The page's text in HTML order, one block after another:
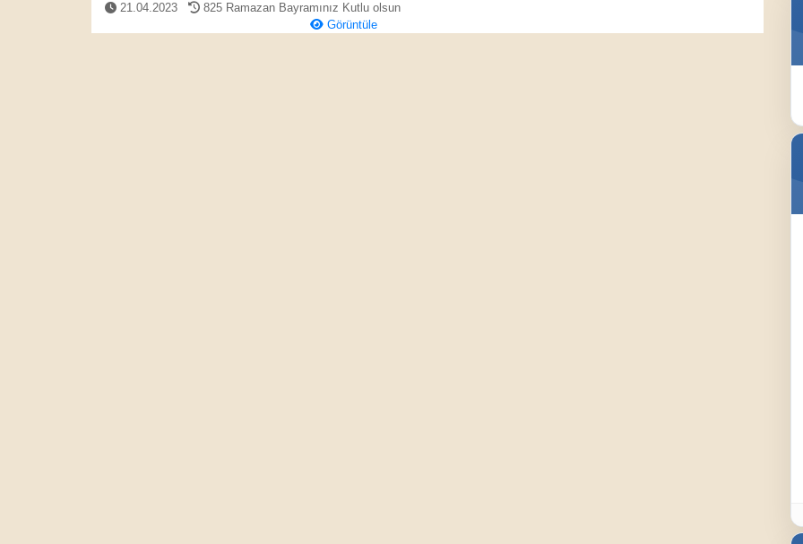
21.04.2023 825 Ramazan Bayramınız Kutlu olsun
Görüntüle